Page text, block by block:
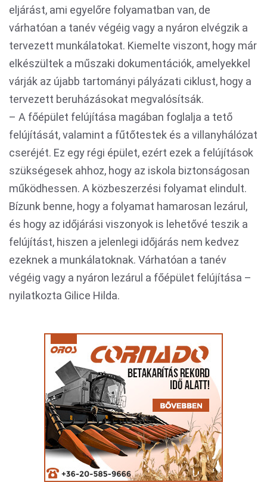
eljárást, ami egyelőre folyamatban van, de
várhatóan a tanév végéig vagy a nyáron elvégzik a
tervezett munkálatokat. Kiemelte viszont, hogy már
elkészültek a műszaki dokumentációk, amelyekkel
várják az újabb tartományi pályázati ciklust, hogy a
tervezett beruházásokat megvalósítsák.
– A főépület felújítása magában foglalja a tető
felújítását, valamint a fűtőtestek és a villanyhálózat
cseréjét. Ez egy régi épület, ezért ezek a felújítások
szükségesek ahhoz, hogy az iskola biztonságosan
működhessen. A közbeszerzési folyamat elindult.
Bízunk benne, hogy a folyamat hamarosan lezárul,
és hogy az időjárási viszonyok is lehetővé teszik a
felújítást, hiszen a jelenlegi időjárás nem kedvez
ezeknek a munkálatoknak. Várhatóan a tanév
végéig vagy a nyáron lezárul a főépület felújítása –
nyilatkozta Gilice Hilda.